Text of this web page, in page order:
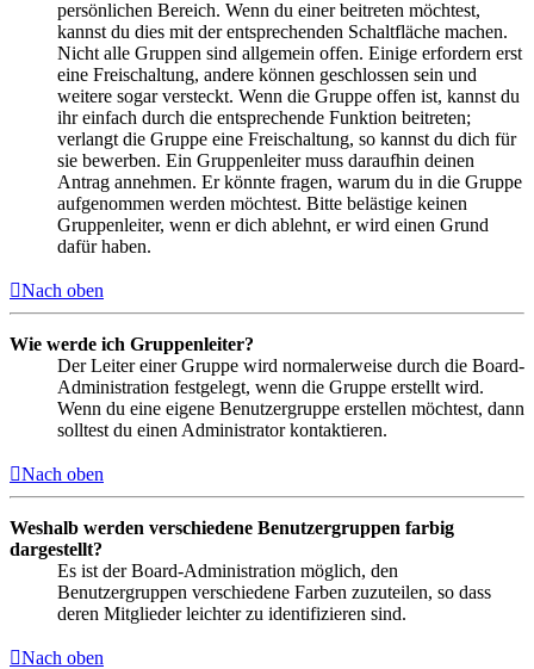
persönlichen Bereich. Wenn du einer beitreten möchtest,
kannst du dies mit der entsprechenden Schaltfläche machen.
Nicht alle Gruppen sind allgemein offen. Einige erfordern erst
eine Freischaltung, andere können geschlossen sein und
weitere sogar versteckt. Wenn die Gruppe offen ist, kannst du
ihr einfach durch die entsprechende Funktion beitreten;
verlangt die Gruppe eine Freischaltung, so kannst du dich für
sie bewerben. Ein Gruppenleiter muss daraufhin deinen
Antrag annehmen. Er könnte fragen, warum du in die Gruppe
aufgenommen werden möchtest. Bitte belästige keinen
Gruppenleiter, wenn er dich ablehnt, er wird einen Grund
dafür haben.
Nach oben
Wie werde ich Gruppenleiter?
Der Leiter einer Gruppe wird normalerweise durch die Board-
Administration festgelegt, wenn die Gruppe erstellt wird.
Wenn du eine eigene Benutzergruppe erstellen möchtest, dann
solltest du einen Administrator kontaktieren.
Nach oben
Weshalb werden verschiedene Benutzergruppen farbig
dargestellt?
Es ist der Board-Administration möglich, den
Benutzergruppen verschiedene Farben zuzuteilen, so dass
deren Mitglieder leichter zu identifizieren sind.
Nach oben